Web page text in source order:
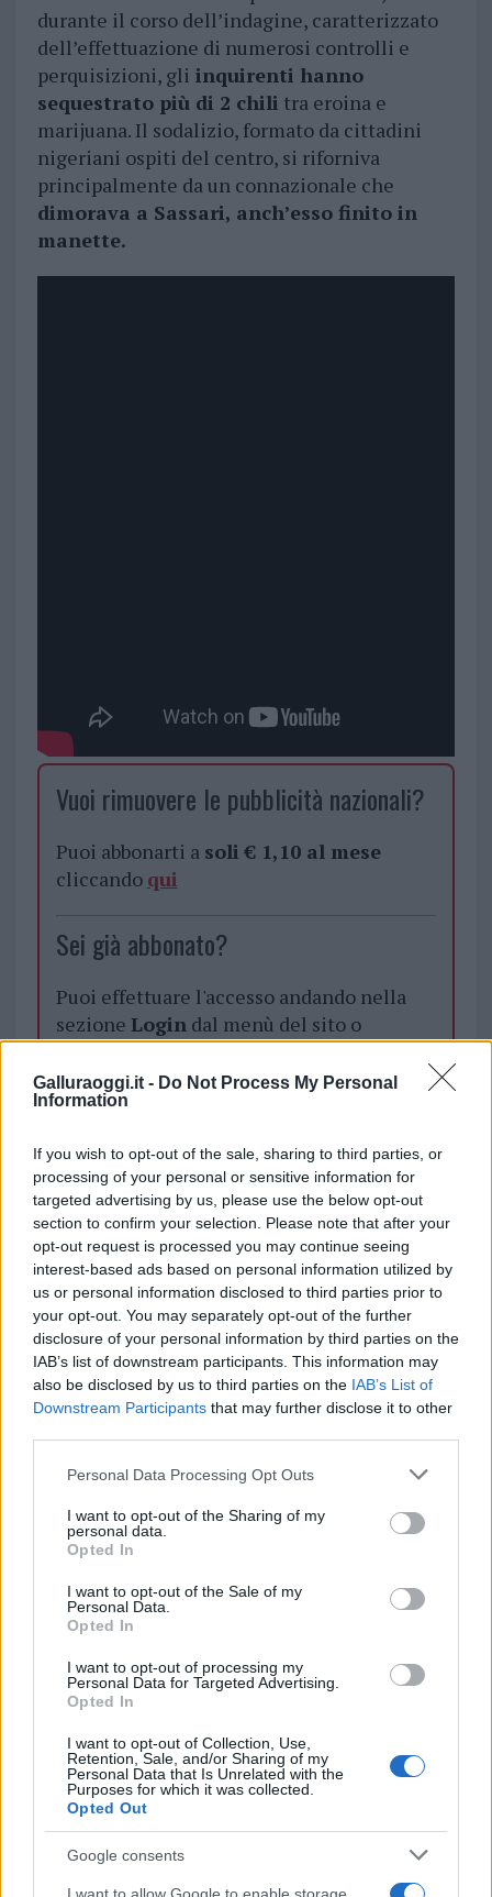
Galluraoggi.it - Do Not Process My Personal
Information
If you wish to opt-out of the sale, sharing to third parties, or
processing of your personal or sensitive information for
targeted advertising by us, please use the below opt-out
section to confirm your selection. Please note that after your
opt-out request is processed you may continue seeing
interest-based ads based on personal information utilized by
us or personal information disclosed to third parties prior to
your opt-out. You may separately opt-out of the further
disclosure of your personal information by third parties on the
IAB’s list of downstream participants. This information may
also be disclosed by us to third parties on the IAB’s List of
Downstream Participants that may further disclose it to other
Please note that this website/app uses one or more Google
not limited to your visit or usage behaviour. You may click to
grant or deny consent to Google and its third-party tags to
use your data for below specified purposes in below Google
consent section.
Personal Data Processing Opt Outs
I want to opt-out of the Sharing of my
personal data.
Opted In
I want to opt-out of the Sale of my
Personal Data.
Opted In
I want to opt-out of processing my
Personal Data for Targeted Advertising.
Opted In
I want to opt-out of Collection, Use,
Retention, Sale, and/or Sharing of my
Personal Data that Is Unrelated with the
Purposes for which it was collected.
Opted Out
Google consents
durante il corso dell’indagine, caratterizzato
dell’effettuazione di numerosi controlli e
perquisizioni, gli inquirenti hanno
sequestrato più di 2 chili tra eroina e
marijuana. Il sodalizio, formato da cittadini
nigeriani ospiti del centro, si riforniva
principalmente da un connazionale che
dimorava a Sassari, anch’esso finito in
manette.
Vuoi rimuovere le pubblicità nazionali?
Puoi abbonarti a soli € 1,10 al mese
cliccando qui
Sei già abbonato?
Puoi effettuare l'accesso andando nella
sezione Logindal menù del sito o
Condividi l'articolo
F
a
ce
b
o
o
k
T
w
it
te
r
Pi
n
te
re
st
W
h
at
s
A
p
p
S
h
a
re
Articolo precedente
Prossimo articolo
Monte Pino, la fine di un lungo dolore: storia e
rinascita della strada che segnò la Gallura
Raid nelle campagne di Berchidda, rischio per
la rete elettrica
Monte Pino, via i cancelli del cantiere: la Gallura
ritrova la strada
Nuovi stalli residenti a Palau, il Comune
completa l’iter
Film internazionale, casting per comparse in